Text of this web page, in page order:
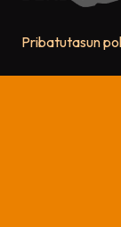
Pribatutasun